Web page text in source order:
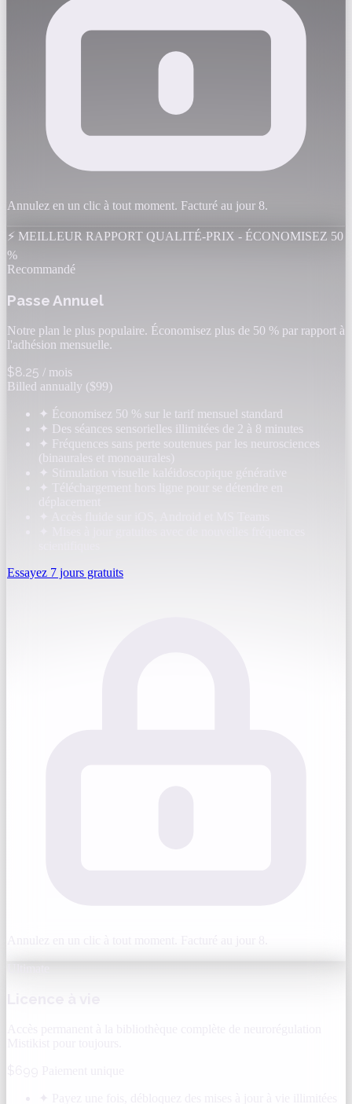
Annulez en un clic à tout moment. Facturé au jour 8.
⚡ MEILLEUR RAPPORT QUALITÉ-PRIX - ÉCONOMISEZ 50
%
Recommandé
Passe Annuel
Notre plan le plus populaire. Économisez plus de 50 % par rapport à
l'adhésion mensuelle.
$8.25 / mois
Billed annually ($99)
✦ Économisez 50 % sur le tarif mensuel standard
✦ Des séances sensorielles illimitées de 2 à 8 minutes
✦ Fréquences sans perte soutenues par les neurosciences
(binaurales et monoaurales)
✦ Stimulation visuelle kaléidoscopique générative
Essayez 7 jours gratuits